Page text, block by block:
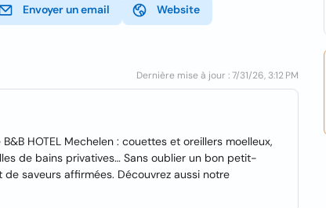
Envoyer un email Website
Dernière mise à jour : 7/31/26, 3:12 PM
HOTEL Mechelen : couettes et oreillers moelleux,
de bains privatives… Sans oublier un bon petit-
saveurs affirmées. Découvrez aussi notre